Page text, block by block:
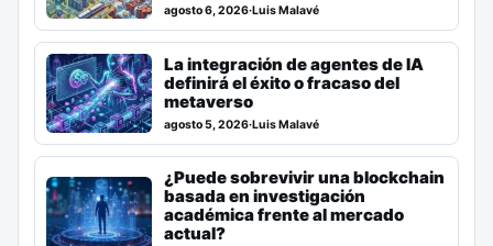
agosto 6, 2026·Luis Malavé
La integración de agentes de IA
definirá el éxito o fracaso del
metaverso
agosto 5, 2026·Luis Malavé
¿Puede sobrevivir una blockchain
basada en investigación
académica frente al mercado
actual?